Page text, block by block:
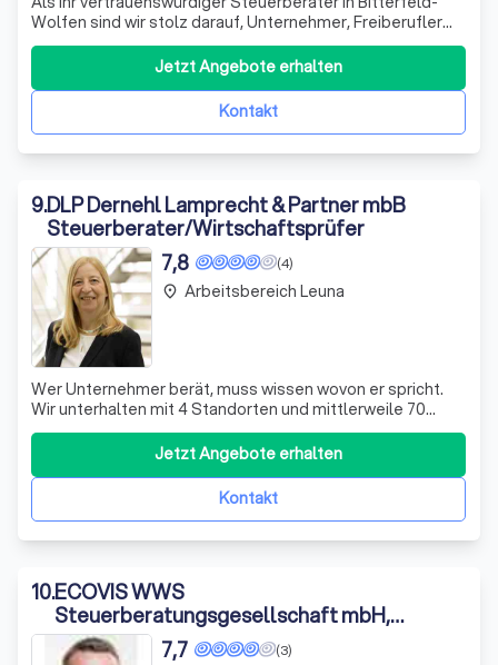
Wolfen sind wir stolz darauf, Unternehmer, Freiberufler
und Selbständige aller Branchen und
Unternehmensgrößen zu beraten. Unser Ziel ist es, Sie bei
Ihrer wirtschaftlich erfolgreichen Unternehmensführung
zu unterstützen. Von der Firmengründung
Kontakt
Jetzt Angebote erhalten
9.DLP Dernehl Lamprecht & Partner mbB
Steuerberater/Wirtschaftsprüfer
(4)
7,8
Wer Unternehmer berät, muss wissen wovon er spricht.
Wir unterhalten mit 4 Standorten und mittlerweile 70
Mitarbeitern selber ein stetig wachsendes Unternehmen
und wissen welche Themen für unsere Mandanten
besonders wichtig sind. Wir stehen mit unserem
Fachwissen Ihnen und Ihrer Firma als Geschäftsp
Kontakt
Jetzt Angebote erhalten
place Arbeitsbereich Leuna
10.ECOVIS WWS
Steuerberatungsgesellschaft mbH,
Niederlassung Halle
(3)
7,7